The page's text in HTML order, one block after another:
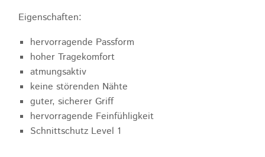
Eigenschaften:
hervorragende Passform
hoher Tragekomfort
atmungsaktiv
keine störenden Nähte
guter, sicherer Griff
hervorragende Feinfühligkeit
Schnittschutz Level 1